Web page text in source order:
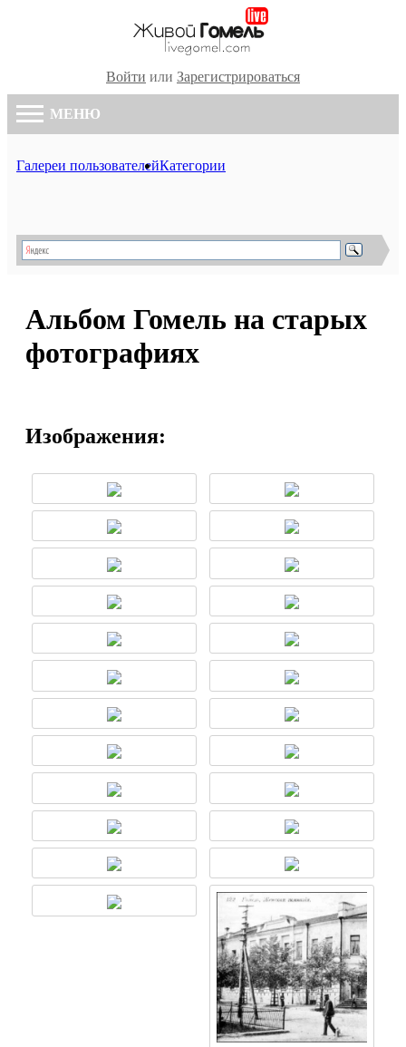
Войти или Зарегистрироваться
МЕНЮ
Галереи пользователейКатегории
Альбом Гомель на старых
фотографиях
Изображения: